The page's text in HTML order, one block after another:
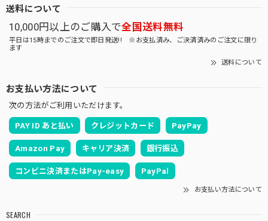
送料について
10,000円以上のご購入で全国送料無料
平日は15時までのご注文で即日発送!! ※お支払済み、ご決済済みのご注文に限り
ます
送料について
お支払い方法について
次の方法がご利用いただけます。
PAY ID あと払い クレジットカード PayPay
Amazon Pay キャリア決済 銀行振込
コンビニ決済またはPay-easy PayPal
お支払い方法について
SEARCH